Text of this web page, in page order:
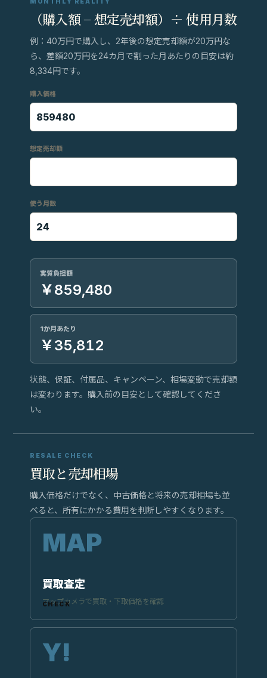
（購入額 − 想定売却額）÷ 使用月数
例：40万円で購入し、2年後の想定売却額が20万円な
ら、差額20万円を24カ月で割った月あたりの目安は約
8,334円です。
購入価格
想定売却額
使う月数
実質負担額
￥859,480
1か月あたり
￥35,812
状態、保証、付属品、キャンペーン、相場変動で売却額
は変わります。購入前の目安として確認してくださ
い。
RESALE CHECK
買取と売却相場
購入価格だけでなく、中古価格と将来の売却相場も並
べると、所有にかかる費用を判断しやすくなります。
買取査定
マップカメラで買取・下取価格を確認